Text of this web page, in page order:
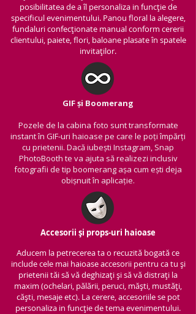
posibilitatea de a îl personaliza in funcție de
specificul evenimentului. Panou floral la alegere,
fundaluri confecționate manual conform cererii
clientului, paiete, flori, baloane plasate în spatele
invitaților.
GIF și Boomerang
Pozele de la cabina foto sunt transformate
instant în GIF-uri haioase pe care le poți împărți
cu prietenii. Dacă iubești Instagram, Snap
PhotoBooth te va ajuta să realizezi inclusiv
fotografii de tip boomerang așa cum ești deja
obișnuit în aplicație.
Accesorii și props-uri haioase
Aducem la petrecerea ta o recuzită bogată ce
include cele mai haioase accesorii pentru ca tu și
prietenii tăi să vă deghizați și să vă distrați la
maxim (ochelari, pălării, peruci, măști, mustăți,
căști, mesaje etc). La cerere, accesoriile se pot
personaliza in funcție de tema evenimentului.